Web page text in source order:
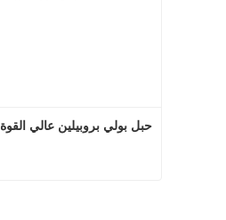
حبل بولي بروبيلين عالي القوة